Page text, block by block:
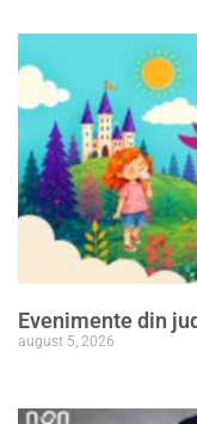
Evenimente din
august 5, 2026